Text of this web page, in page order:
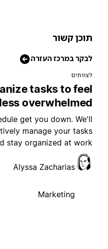
קשור
במרכז העזרה
tasks to
less
get you down.
manage your
and stay organized at
Alyssa Zacharias
Marketing